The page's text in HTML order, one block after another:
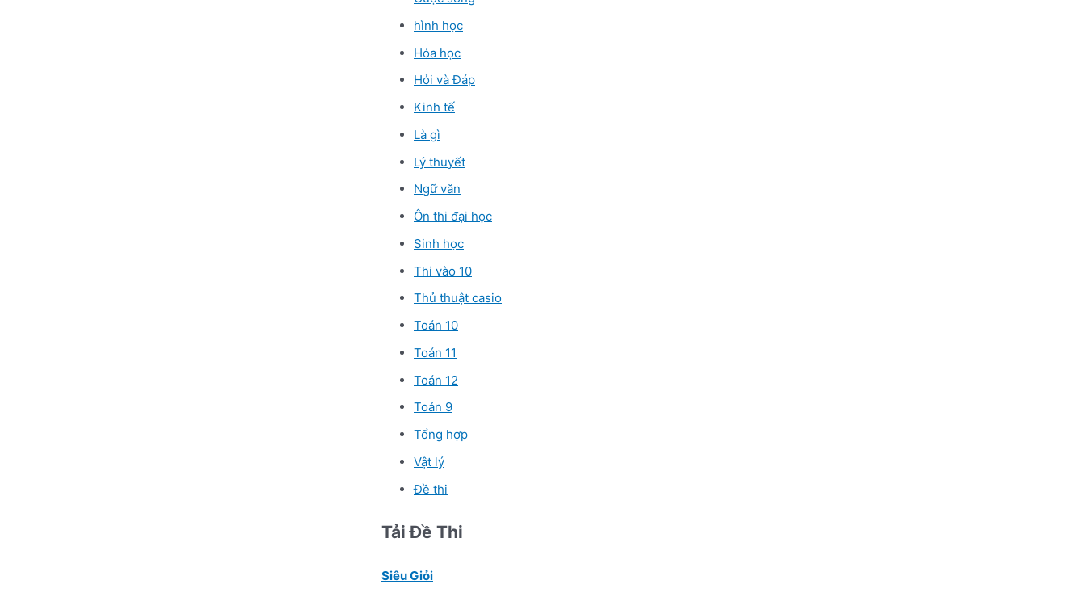
hình học
Hóa học
Hỏi và Đáp
Kinh tế
Là gì
Lý thuyết
Ngữ văn
Ôn thi đại học
Sinh học
Thi vào 10
Thủ thuật casio
Toán 10
Toán 11
Toán 12
Toán 9
Tổng hợp
Vật lý
Đề thi
Tải Đề Thi
Siêu Giỏi